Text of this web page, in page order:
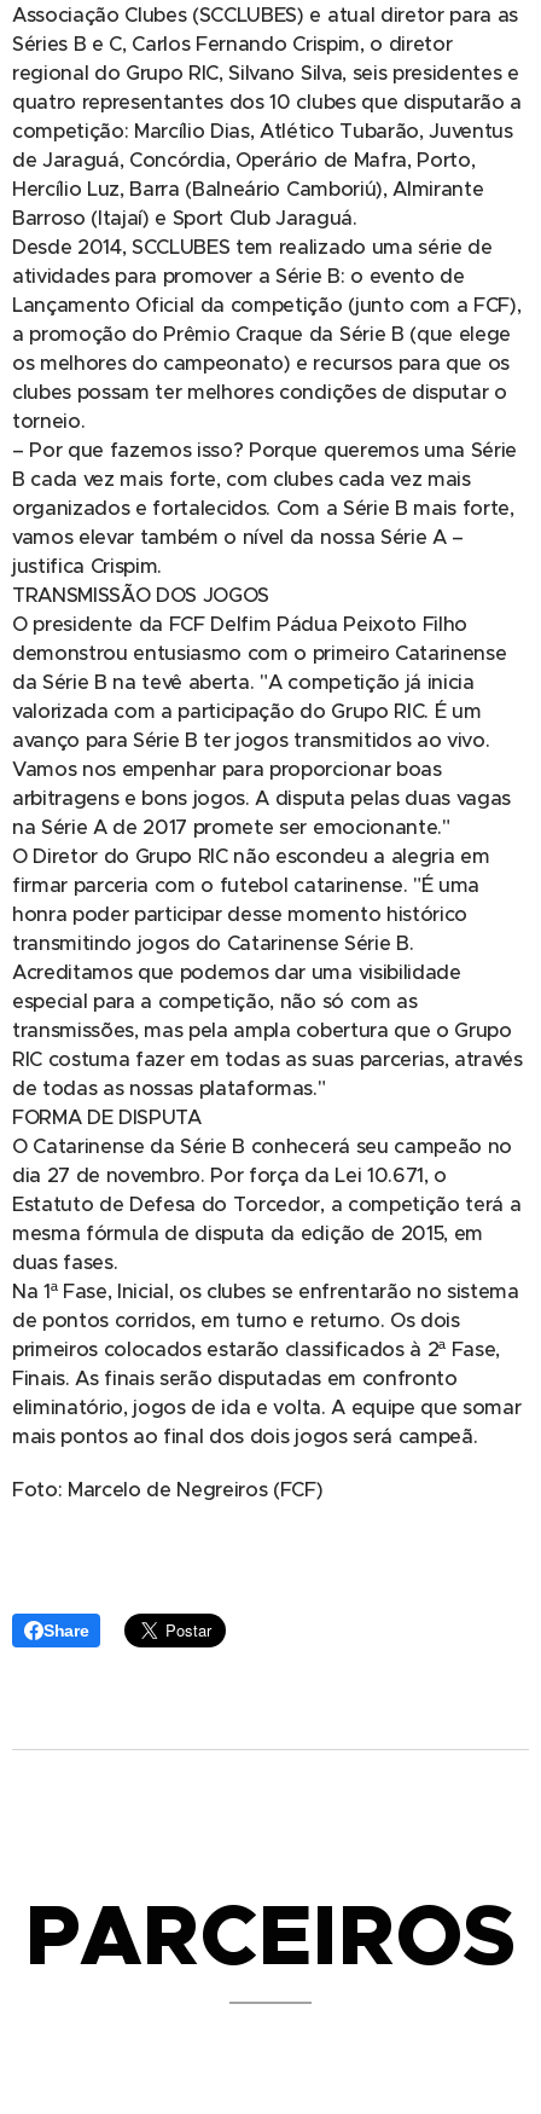
Associação Clubes (SCCLUBES) e atual diretor para as
Séries B e C, Carlos Fernando Crispim, o diretor
regional do Grupo RIC, Silvano Silva, seis presidentes e
quatro representantes dos 10 clubes que disputarão a
competição: Marcílio Dias, Atlético Tubarão, Juventus
de Jaraguá, Concórdia, Operário de Mafra, Porto,
Hercílio Luz, Barra (Balneário Camboriú), Almirante
Barroso (Itajaí) e Sport Club Jaraguá.
Desde 2014, SCCLUBES tem realizado uma série de
atividades para promover a Série B: o evento de
Lançamento Oficial da competição (junto com a FCF),
a promoção do Prêmio Craque da Série B (que elege
os melhores do campeonato) e recursos para que os
clubes possam ter melhores condições de disputar o
torneio.
– Por que fazemos isso? Porque queremos uma Série
B cada vez mais forte, com clubes cada vez mais
organizados e fortalecidos. Com a Série B mais forte,
vamos elevar também o nível da nossa Série A –
justifica Crispim.
TRANSMISSÃO DOS JOGOS
O presidente da FCF Delfim Pádua Peixoto Filho
demonstrou entusiasmo com o primeiro Catarinense
da Série B na tevê aberta. "A competição já inicia
valorizada com a participação do Grupo RIC. É um
avanço para Série B ter jogos transmitidos ao vivo.
Vamos nos empenhar para proporcionar boas
arbitragens e bons jogos. A disputa pelas duas vagas
na Série A de 2017 promete ser emocionante."
O Diretor do Grupo RIC não escondeu a alegria em
firmar parceria com o futebol catarinense. "É uma
honra poder participar desse momento histórico
transmitindo jogos do Catarinense Série B.
Acreditamos que podemos dar uma visibilidade
especial para a competição, não só com as
transmissões, mas pela ampla cobertura que o Grupo
RIC costuma fazer em todas as suas parcerias, através
de todas as nossas plataformas."
FORMA DE DISPUTA
O Catarinense da Série B conhecerá seu campeão no
dia 27 de novembro. Por força da Lei 10.671, o
Estatuto de Defesa do Torcedor, a competição terá a
mesma fórmula de disputa da edição de 2015, em
duas fases.
Na 1ª Fase, Inicial, os clubes se enfrentarão no sistema
de pontos corridos, em turno e returno. Os dois
primeiros colocados estarão classificados à 2ª Fase,
Finais. As finais serão disputadas em confronto
eliminatório, jogos de ida e volta. A equipe que somar
mais pontos ao final dos dois jogos será campeã.
Foto: Marcelo de Negreiros (FCF)
Share
PARCEIROS